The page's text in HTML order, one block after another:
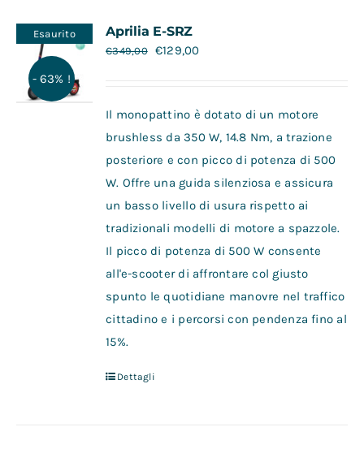
Contatti
Esaurito
- 63% !
Aprilia E-SRZ
€349,00 €129,00
Il monopattino è dotato di un motore
brushless da 350 W, 14.8 Nm, a trazione
posteriore e con picco di potenza di 500
W. Offre una guida silenziosa e assicura
un basso livello di usura rispetto ai
tradizionali modelli di motore a spazzole.
Il picco di potenza di 500 W consente
all'e-scooter di affrontare col giusto
spunto le quotidiane manovre nel traffico
cittadino e i percorsi con pendenza fino al
15%.
Dettagli